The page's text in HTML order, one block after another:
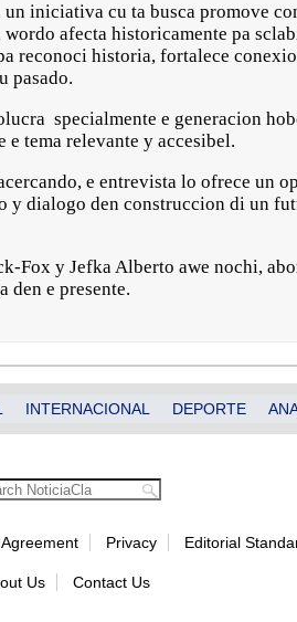
iniciativa cu ta busca promove
afecta historicamente pa
reconoci historia, fortalece
pasado.
specialmente e generacion
tema relevante y accesibel.
e entrevista lo ofrece un
dialogo den construccion di un
Fox y Jefka Alberto awe nochi,
den e presente.
INTERNACIONAL DEPORTE
Privacy Editorial
Us Contact Us